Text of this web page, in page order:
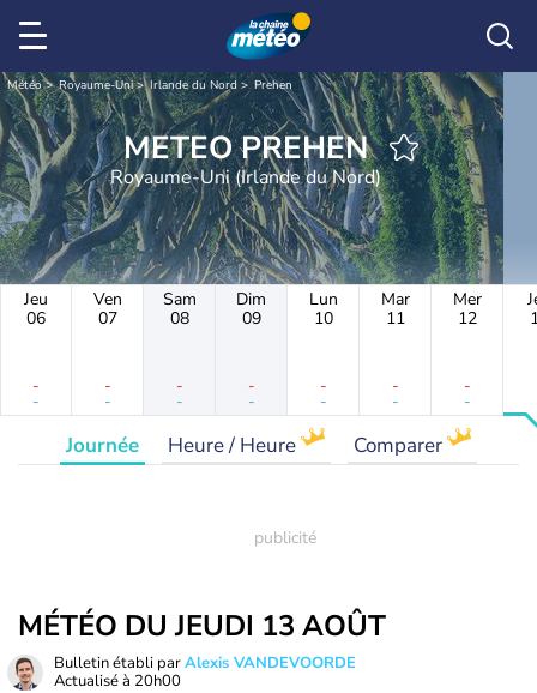
Météo Royaume-Uni Irlande du Nord Prehen
METEO PREHEN
Royaume-Uni (Irlande du Nord)
Jeu
06
-
-
Ven
07
-
-
Sam
08
-
-
Dim
09
-
-
Lun
10
-
-
Mar
11
-
-
Mer
12
-
-
Journée Heure / Heure Comparer
MÉTÉO DU JEUDI 13 AOÛT
Bulletin établi parAlexis VANDEVOORDE
Actualisé à 20h00